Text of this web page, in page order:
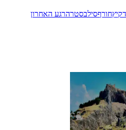
קיץחורףסילבסטרהרגע האחרון